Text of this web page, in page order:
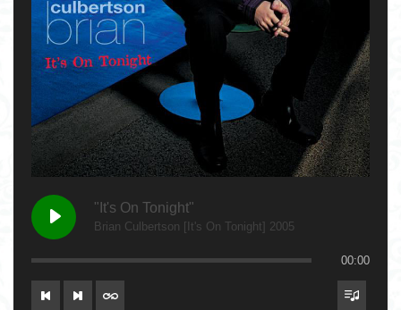
"It's On Tonight"
Brian Culbertson [It's On Tonight] 2005
00:00